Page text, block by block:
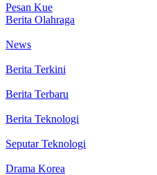
Pesan Kue
Berita Olahraga
News
Berita Terkini
Berita Terbaru
Berita Teknologi
Seputar Teknologi
Drama Korea